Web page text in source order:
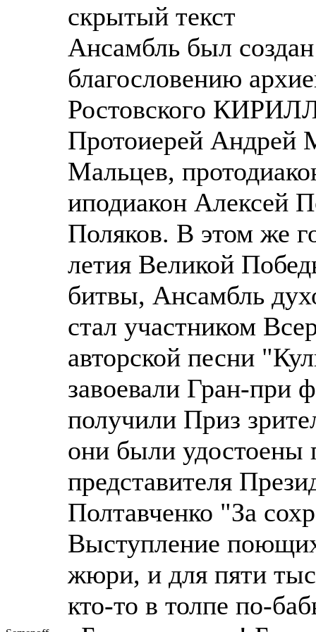
скрытый текст
Ансамбль был
благословению
Ростовского
Протоиерей Андрей
Мальцев,
иподиакон Алексей
Поляков. В этом же
летия Великой
битвы, Ансамбль
стал участником
авторской песни
завоевали Гран-при
получили Приз
они были удостоены
представителя
Полтавченко "За
Выступление
жюри, и для пяти
кто-то в толпе по-